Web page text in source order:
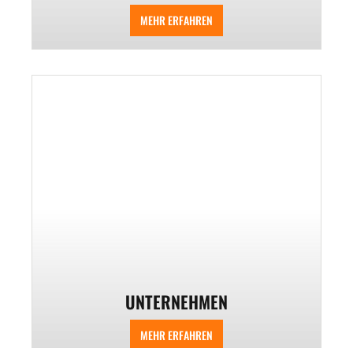
MEHR ERFAHREN
UNTERNEHMEN
MEHR ERFAHREN